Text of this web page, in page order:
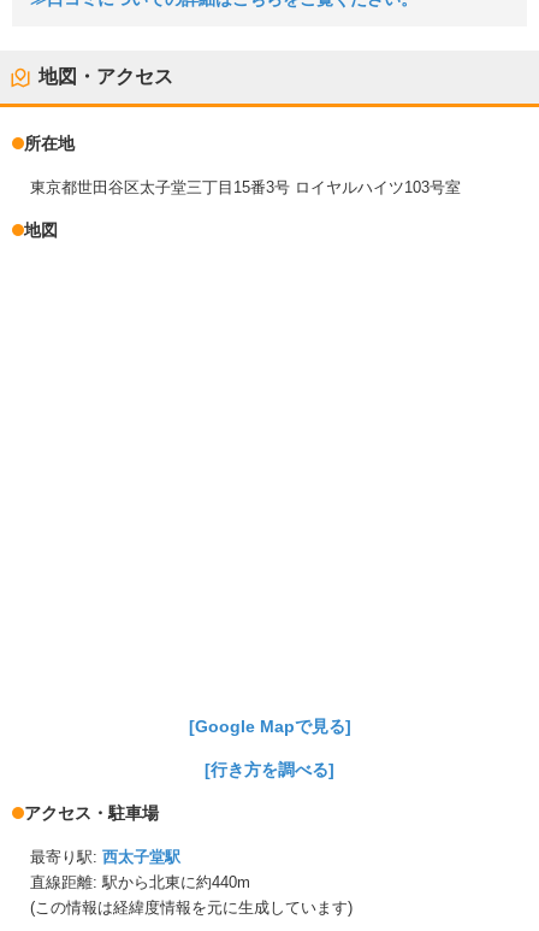
地図・アクセス
所在地
東京都世田谷区太子堂三丁目15番3号 ロイヤルハイツ103号室
地図
[Google Mapで見る]
[行き方を調べる]
アクセス・駐車場
最寄り駅: 西太子堂駅
直線距離: 駅から北東に約440m
(この情報は経緯度情報を元に生成しています)